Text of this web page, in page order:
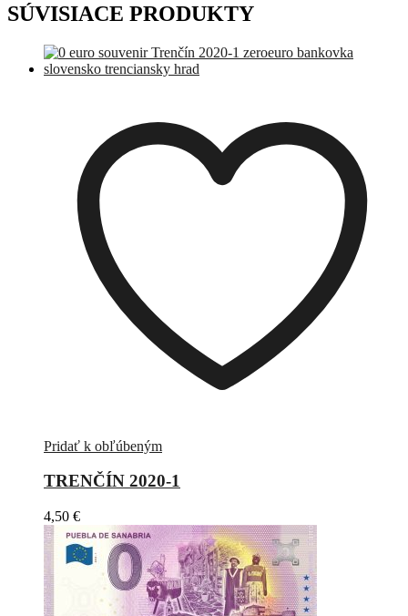
SÚVISIACE PRODUKTY
Pridať k obľúbeným
TRENČÍN 2020-1
4,50 €